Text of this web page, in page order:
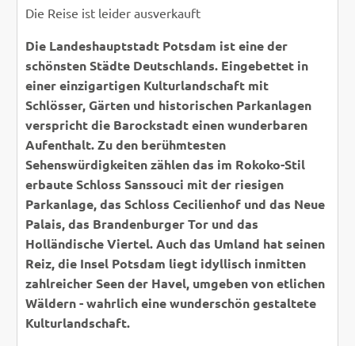
Die Reise ist leider ausverkauft
Die Landeshauptstadt Potsdam ist eine der
schönsten Städte Deutschlands. Eingebettet in
einer einzigartigen Kulturlandschaft mit
Schlösser, Gärten und historischen Parkanlagen
verspricht die Barockstadt einen wunderbaren
Aufenthalt. Zu den berühmtesten
Sehenswürdigkeiten zählen das im Rokoko-Stil
erbaute Schloss Sanssouci mit der riesigen
Parkanlage, das Schloss Cecilienhof und das Neue
Palais, das Brandenburger Tor und das
Holländische Viertel. Auch das Umland hat seinen
Reiz, die Insel Potsdam liegt idyllisch inmitten
zahlreicher Seen der Havel, umgeben von etlichen
Wäldern - wahrlich eine wunderschön gestaltete
Kulturlandschaft.